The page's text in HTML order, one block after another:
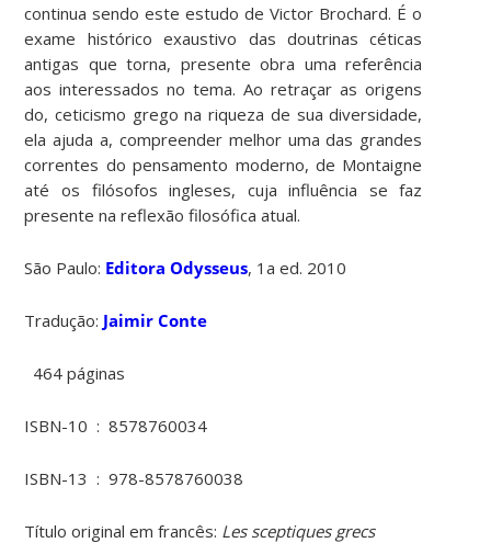
continua sendo este estudo de Victor Brochard. É o
exame histórico exaustivo das doutrinas céticas
antigas que torna, presente obra uma referência
aos interessados no tema. Ao retraçar as origens
do, ceticismo grego na riqueza de sua diversidade,
ela ajuda a, compreender melhor uma das grandes
correntes do pensamento moderno, de Montaigne
até os filósofos ingleses, cuja influência se faz
presente na reflexão filosófica atual.
São Paulo: EditoraOdysseus, 1a ed. 2010
Tradução: Jaimir Conte
464 páginas
ISBN-10 ‏ : ‎8578760034
ISBN-13 ‏ : ‎978-8578760038
Título original em francês: Lessceptiques grecs